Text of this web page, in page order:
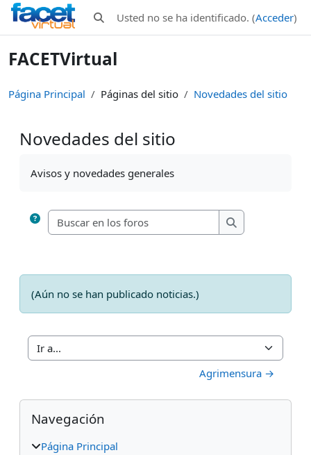
Salta al contenido principal
Selector de búsqueda de entrada
Usted no se ha identificado. (Acceder)
FACETVirtual
Página Principal Páginas del sitio Novedades del sitio
Novedades del sitio
Avisos y novedades generales
Buscar en los foros
Buscar en los
(Aún no se han publicado noticias.)
Ir a...
Agrimensura →
Bloques
Salta Navegación
Navegación
Página Principal